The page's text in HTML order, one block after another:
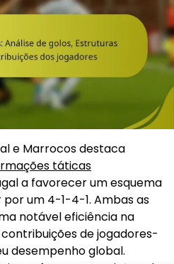
e Marrocos destaca
táticas
a favorecer um esquema
um 4-1-4-1. Ambas as
notável eficiência na
de jogadores-
desempenho global.